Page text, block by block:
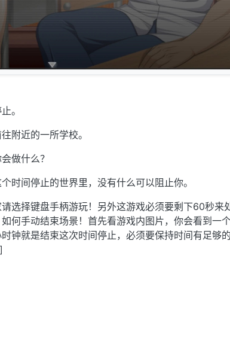
。
附近的一所学校。
做什么？
时间停止的世界里，没有什么可以阻止你。
选择键盘手柄游玩！另外这游戏必须要剩下60秒来
何手动结束场景！首先看游戏内图片，你会看到一
钟就是结束这次时间停止，必须要保持时间有足够